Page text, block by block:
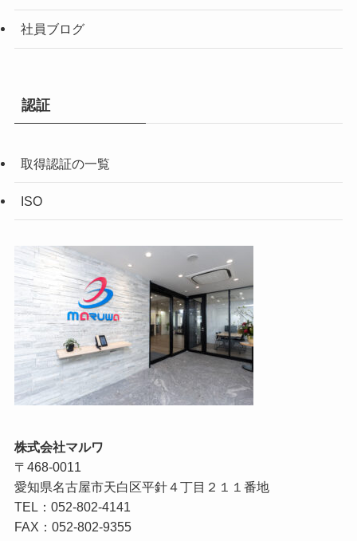
社員ブログ
認証
取得認証の一覧
ISO
株式会社マルワ
〒468-0011
愛知県名古屋市天白区平針４丁目２１１番地
TEL：052-802-4141
FAX：052-802-9355